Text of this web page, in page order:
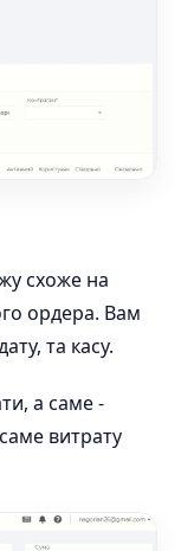
схоже на
ордера. Вам
та касу.
а саме -
витрату